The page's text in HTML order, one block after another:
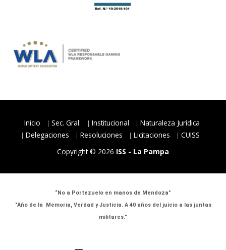
Inicio Sec. Gral. Institucional
Naturaleza Jurídica
Delegaciones
Resoluciones Licitaciones
CUISS
Copyright © 2026 ISS - La Pampa
“No a Portezuelo en manos de Mendoza”
"Año de la Memoria, Verdad y Justicia. A 40 años del juicio a las juntas
militares."